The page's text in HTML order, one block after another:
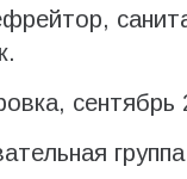
сентябрь